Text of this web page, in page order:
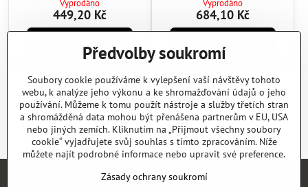
Vyprodáno
449,20 Kč
Vyprodáno
684,10 Kč
Další produkty
1 2 12
Předvolby soukromí
Soubory cookie používáme k vylepšení vaší návštěvy tohoto
webu, k analýze jeho výkonu a ke shromažďování údajů o jeho
používání. Můžeme k tomu použít nástroje a služby třetích stran
a shromážděná data mohou být přenášena partnerům v EU, USA
nebo jiných zemích. Kliknutím na „Přijmout všechny soubory
cookie“ vyjadřujete svůj souhlas s tímto zpracováním. Níže
můžete najít podrobné informace nebo upravit své preference.
Zásady ochrany soukromí